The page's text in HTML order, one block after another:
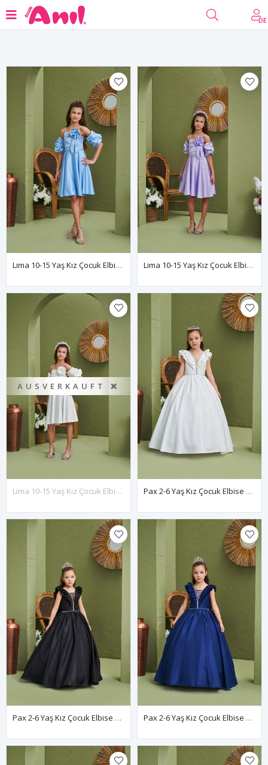
DE
Filter
Lima 10-15 Yaş Kız Çocuk Elbise 50013 Bebe Mavi Lima 10-15 Yaş Kız Çocuk Elbise 50013 Lila
AUSVERKAUFT ❌
Lima 10-15 Yaş Kız Çocuk Elbise 50013 Kırık Beyaz Pax 2-6 Yaş Kız Çocuk Elbise 20197 Kırık Beyaz
Pax 2-6 Yaş Kız Çocuk Elbise 20197 Siyah Pax 2-6 Yaş Kız Çocuk Elbise 20197 Parlament